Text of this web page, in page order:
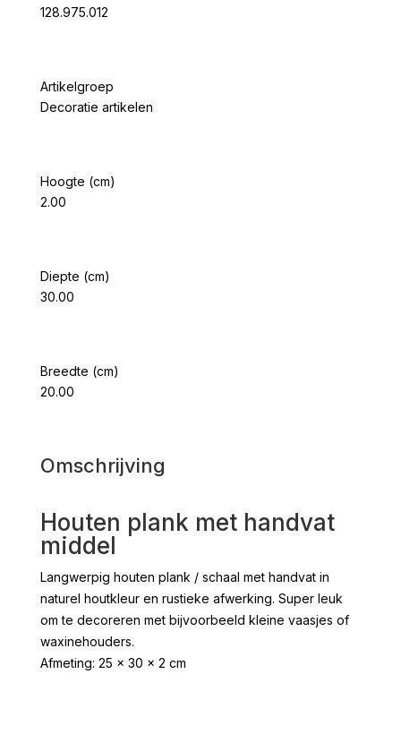
128.975.012
Artikelgroep
Decoratie artikelen
Hoogte (cm)
2.00
Diepte (cm)
30.00
Breedte (cm)
20.00
Omschrijving
Houten plank met handvat
middel
Langwerpig houten plank / schaal met handvat in
naturel houtkleur en rustieke afwerking. Super leuk
om te decoreren met bijvoorbeeld kleine vaasjes of
waxinehouders.
Afmeting: 25 x 30 x 2 cm